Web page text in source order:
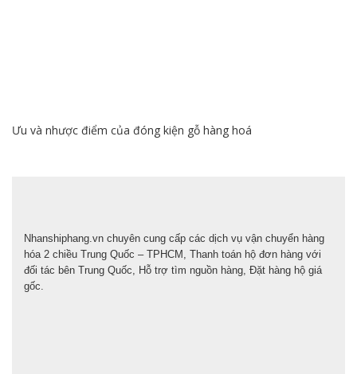
Ưu và nhược điểm của đóng kiện gỗ hàng hoá
Nhanshiphang.vn chuyên cung cấp các dịch vụ vận chuyển hàng
hóa 2 chiều Trung Quốc – TPHCM, Thanh toán hộ đơn hàng với
đối tác bên Trung Quốc, Hỗ trợ tìm nguồn hàng, Đặt hàng hộ giá
gốc.